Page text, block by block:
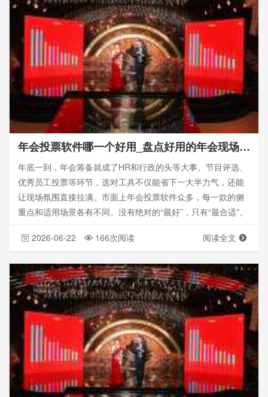
年会投票软件哪一个好用_盘点好用的年会现场投票软件
年底一到，年会筹备就成了HR和行政的头等大事。节目评选、
优秀员工投票等环节，选对工具不仅能省下一大半力气，还能
让现场氛围直接拉满。市面上年会投票软件众多，每一款的侧
重点和适用场景各有不同。没有绝对的“最好”，只有“最合适”。
2026-06-22 166次阅读 阅读全文